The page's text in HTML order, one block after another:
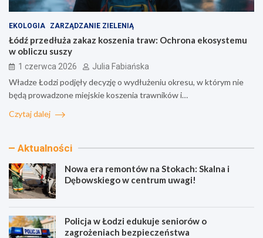
EKOLOGIA ZARZĄDZANIE ZIELENIĄ
Łódź przedłuża zakaz koszenia traw: Ochrona ekosystemu
w obliczu suszy
1 czerwca 2026 Julia Fabiańska
Władze Łodzi podjęły decyzję o wydłużeniu okresu, w którym nie
będą prowadzone miejskie koszenia trawników i…
Czytaj dalej
Aktualności
Nowa era remontów na Stokach: Skalna i
Dębowskiego w centrum uwagi!
Policja w Łodzi edukuje seniorów o
zagrożeniach bezpieczeństwa